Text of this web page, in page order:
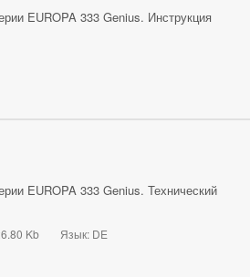
EUROPA 333 Genius. Инструкция
EUROPA 333 Genius. Технический
Kb Язык: DE